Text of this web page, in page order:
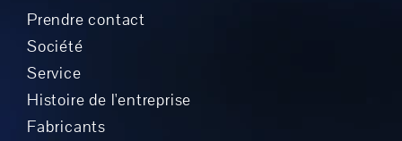
Prendre contact
Société
Service
Histoire de l'entreprise
Fabricants